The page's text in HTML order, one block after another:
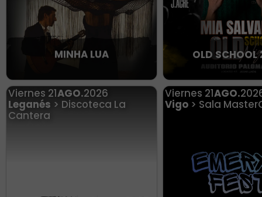
MINHA LUA OLD
Viernes 21AGO.2026
Leganés > Discoteca La
Cantera
Viernes 21AGO.
Vigo> Sala